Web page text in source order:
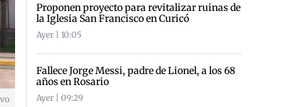
Proponen proyecto para revitalizar ruinas de
la Iglesia San Francisco en Curicó
Ayer | 10:05
Fallece Jorge Messi, padre de Lionel, a los 68
años en Rosario
Ayer | 09:29